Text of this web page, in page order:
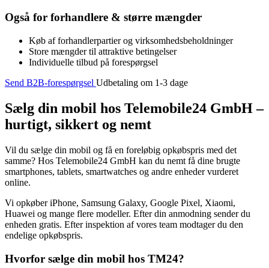
Også for forhandlere & større mængder
Køb af forhandlerpartier og virksomhedsbeholdninger
Store mængder til attraktive betingelser
Individuelle tilbud på forespørgsel
Send B2B-forespørgsel Udbetaling om 1-3 dage
Sælg din mobil hos Telemobile24 GmbH –
hurtigt, sikkert og nemt
Vil du sælge din mobil og få en foreløbig opkøbspris med det
samme? Hos Telemobile24 GmbH kan du nemt få dine brugte
smartphones, tablets, smartwatches og andre enheder vurderet
online.
Vi opkøber iPhone, Samsung Galaxy, Google Pixel, Xiaomi,
Huawei og mange flere modeller. Efter din anmodning sender du
enheden gratis. Efter inspektion af vores team modtager du den
endelige opkøbspris.
Hvorfor sælge din mobil hos TM24?